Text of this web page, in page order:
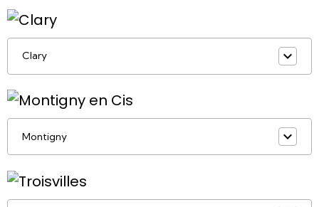
Clary
Montigny